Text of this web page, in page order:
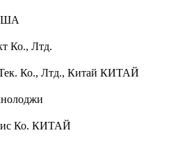
Ко., Лтд.
Ко., Лтд., Китай КИТАЙ
Ко. КИТАЙ